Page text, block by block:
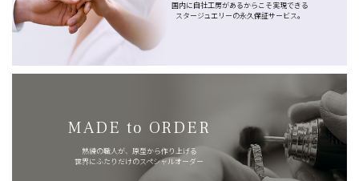
国内に自社工房があるからこそ実現できる
スタージュエリーの永久保証サービス。
MADE to ORDER
熟練の職人が、原型から作り上げる
世界にふたりだけのスペシャルオーダー